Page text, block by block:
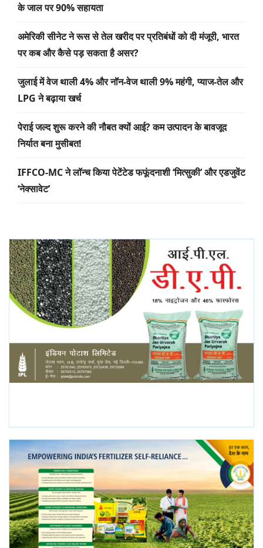
के जाल पर 90% सहायता
अमेरिकी सीनेट ने रूस से तेल खरीद पर प्रतिबंधों को दी मंजूरी, भारत
पर कब और कैसे पड़ सकता है असर?
जुलाई में वेज थाली 4% और नॉन-वेज थाली 9% महंगी, प्याज-तेल और
LPG ने बढ़ाया खर्च
पेराई जल्द शुरू करने की नौबत क्यों आई? कम उत्पादन के बावजूद
निर्यात बना मुसीबत!
IFFCO-MC ने लॉन्च किया पेटेंटेड फफूंदनाशी ‘मित्सुकी’ और एडजुवेंट
‘नेक्सावेट’